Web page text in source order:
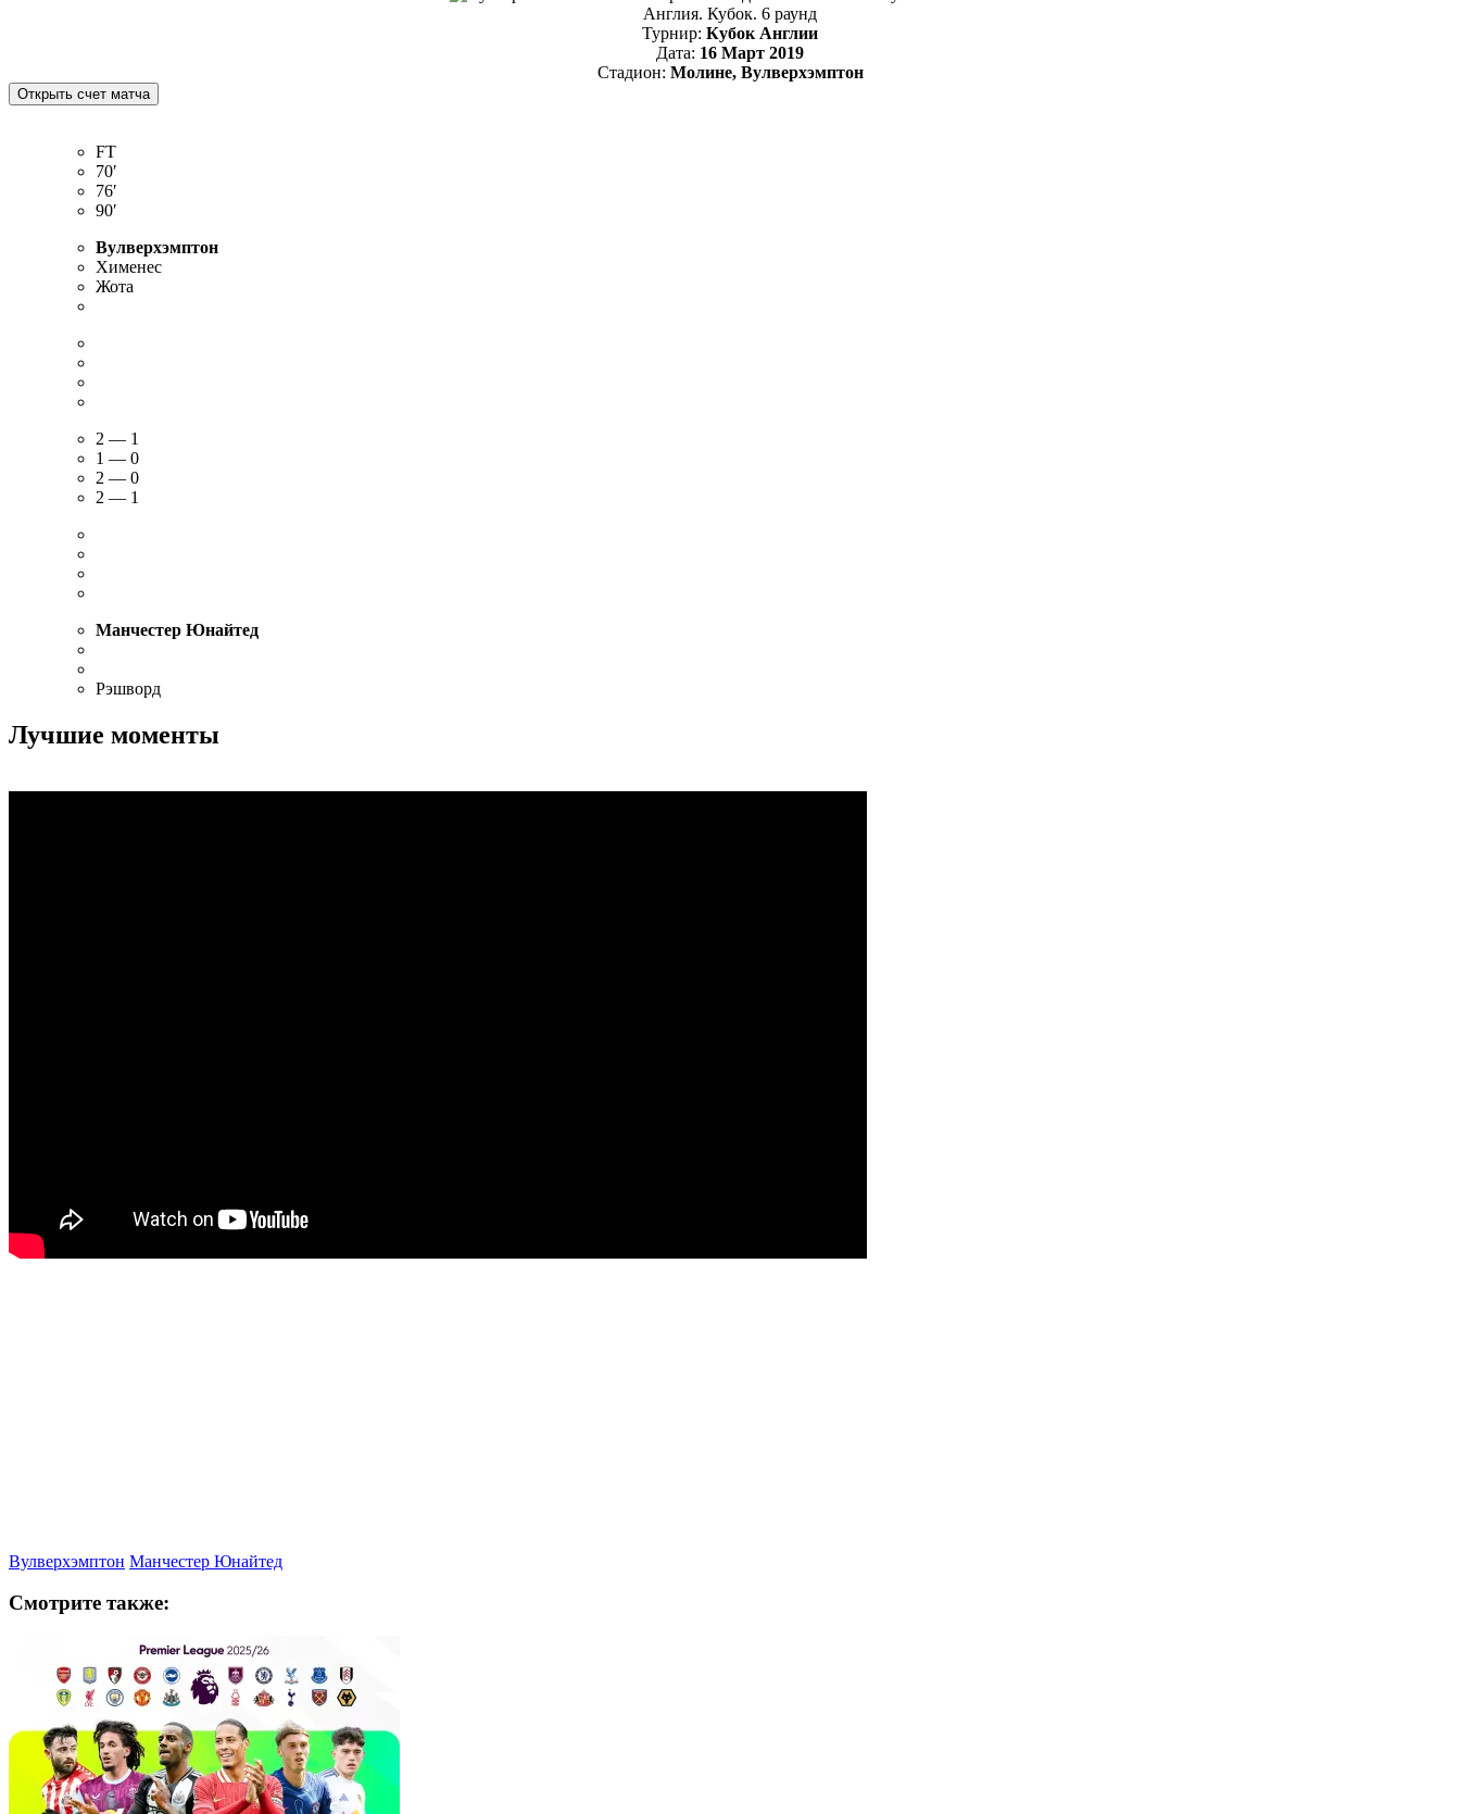
Англия. Кубок. 6 раунд
Турнир: Кубок Англии
Дата: 16 Март 2019
Стадион: Молине, Вулверхэмптон
FT
70′
76′
90′
Вулверхэмптон
Хименес
Жота
2 — 1
1 — 0
2 — 0
2 — 1
Манчестер Юнайтед
Рэшворд
Лучшие моменты
Вулверхэмптон Манчестер Юнайтед
Смотрите также: